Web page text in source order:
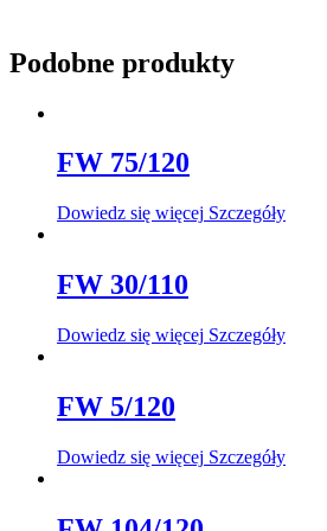
Podobne produkty
FW 75/120
Dowiedz się więcej Szczegóły
FW 30/110
Dowiedz się więcej Szczegóły
FW 5/120
Dowiedz się więcej Szczegóły